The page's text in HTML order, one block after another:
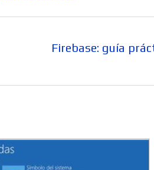
Entrada
Firebase: guía